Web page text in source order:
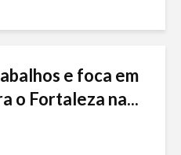
e foca em
o Fortaleza na...